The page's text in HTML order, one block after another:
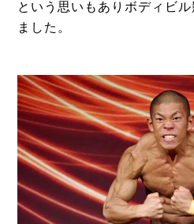
という思いもありボディビ
ました。